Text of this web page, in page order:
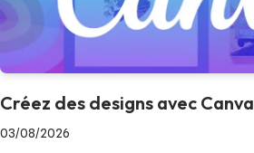
Créez des designs avec Canva
03/08/2026